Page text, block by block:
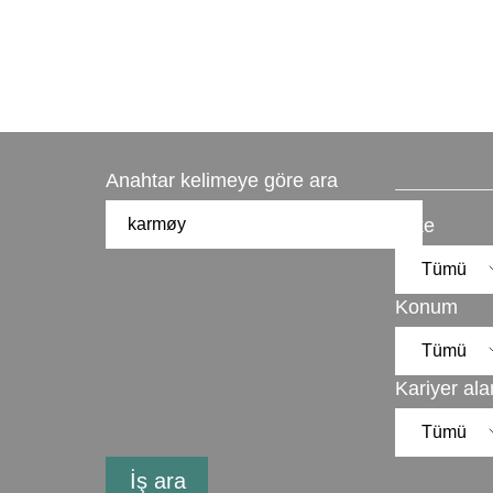
Anahtar kelimeye göre ara
Ülke
Konum
Kariyer